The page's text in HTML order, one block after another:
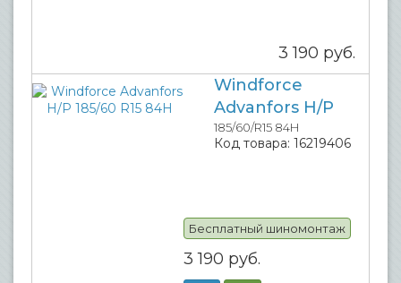
3 190 руб.
Windforce
Advanfors H/P
185/60/R15 84H
Код товара: 16219406
Бесплатный шиномонтаж
3 190 руб.